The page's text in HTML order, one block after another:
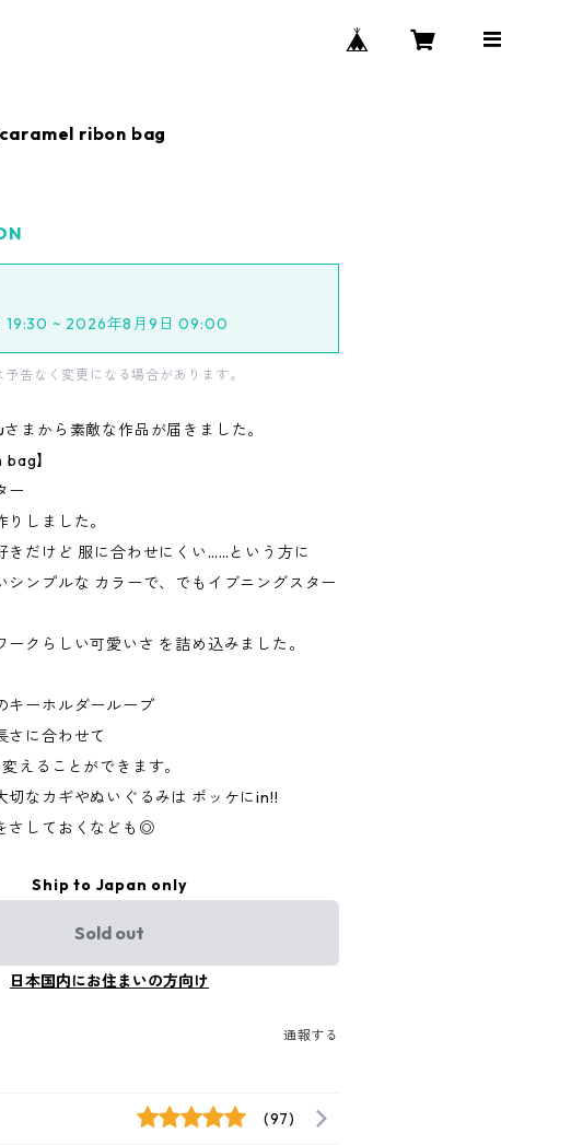
ribon bag
19:30 ~ 2026年8月9日 09:00
告なく変更になる場合があります。
まから素敵な作品が届きました。
】
ー
しました。
きだけど 服に合わせにくい……という方に
シンプルな カラーで、でもイブニングスター
ークらしい可愛いさ を詰め込みました。
キーホルダーループ
さに合わせて
えることができます。
切なカギやぬいぐるみは ポッケにin!!
さしておくなども◎
Ship to Japan only
Sold out
日本国内にお住まいの方向け
通報する
(97)